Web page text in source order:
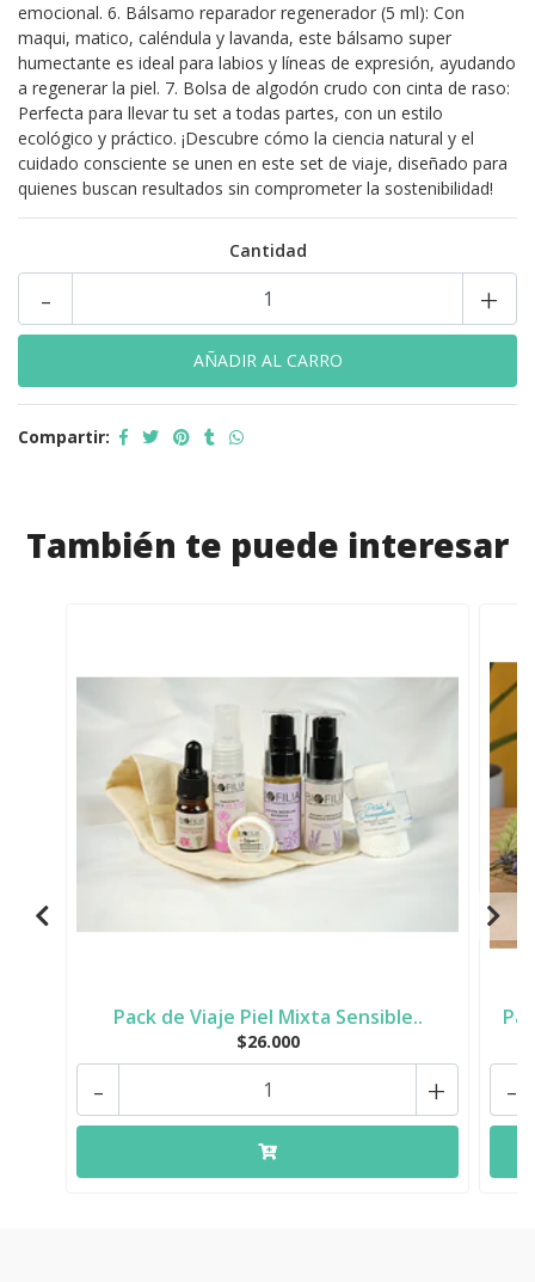
emocional. 6. Bálsamo reparador regenerador (5 ml): Con
maqui, matico, caléndula y lavanda, este bálsamo super
humectante es ideal para labios y líneas de expresión, ayudando
a regenerar la piel. 7. Bolsa de algodón crudo con cinta de raso:
Perfecta para llevar tu set a todas partes, con un estilo
ecológico y práctico. ¡Descubre cómo la ciencia natural y el
cuidado consciente se unen en este set de viaje, diseñado para
quienes buscan resultados sin comprometer la sostenibilidad!
Cantidad
+
-
Compartir:
También te puede interesar
Pack de Viaje Piel Mixta Sensible..
$26.000
+
- -